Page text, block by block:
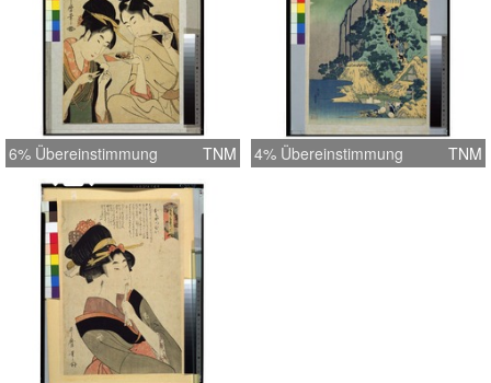
6% Übereinstimmung TNM 4% Übereinstimmung TNM